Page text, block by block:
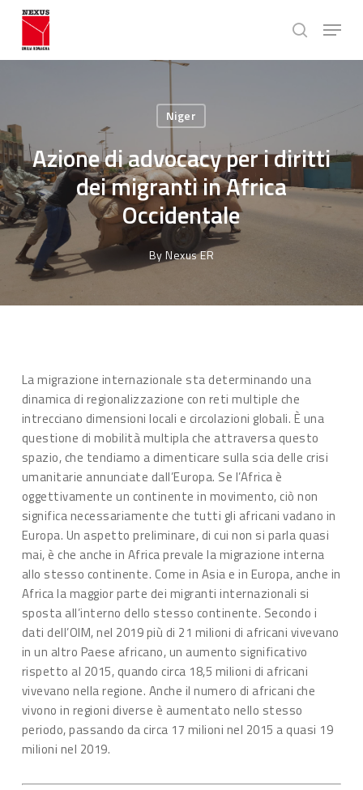
Skip
main
search
Menu
Niger
Azione di advocacy per i diritti
dei migranti in Africa
Occidentale
By Nexus ER
La migrazione internazionale sta determinando una
dinamica di regionalizzazione con reti multiple che
intrecciano dimensioni locali e circolazioni globali. È una
questione di mobilità multipla che attraversa questo
spazio, che tendiamo a dimenticare sulla scia delle crisi
umanitarie annunciate dall’Europa. Se l’Africa è
oggettivamente un continente in movimento, ciò non
significa necessariamente che tutti gli africani vadano in
Europa. Un aspetto preliminare, di cui non si parla quasi
mai, è che anche in Africa prevale la migrazione interna
allo stesso continente. Come in Asia e in Europa, anche in
Africa la maggior parte dei migranti internazionali si
sposta all’interno dello stesso continente. Secondo i
dati dell’OIM, nel 2019 più di 21 milioni di africani vivevano
in un altro Paese africano, un aumento significativo
rispetto al 2015, quando circa 18,5 milioni di africani
vivevano nella regione. Anche il numero di africani che
vivono in regioni diverse è aumentato nello stesso
periodo, passando da circa 17 milioni nel 2015 a quasi 19
milioni nel 2019.